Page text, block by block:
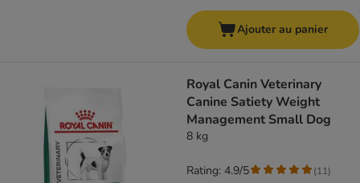
Ajouter au panier
Royal Canin Veterinary
Canine Satiety Weight
Management Small Dog
8 kg
Rating: 4.9/5 (11)